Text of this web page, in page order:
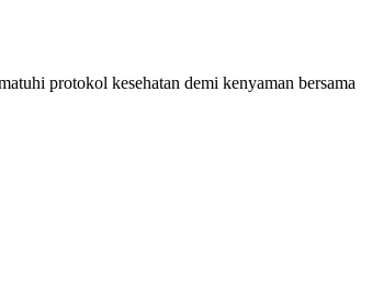
protokol kesehatan demi kenyaman bersama